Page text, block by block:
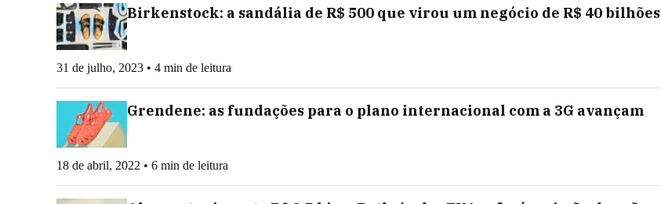
Birkenstock: a sandália de R$ 500 que virou um negócio de R$ 40 bilhões
31 de julho, 2023 • 4 min de leitura
Grendene: as fundações para o plano internacional com a 3G avançam
18 de abril, 2022 • 6 min de leitura